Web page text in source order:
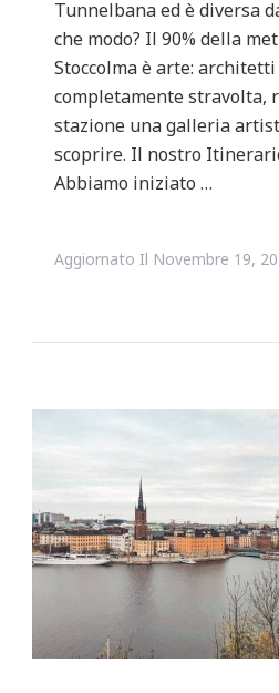
Tunnelbana ed è diversa
che modo? Il 90% della
Stoccolma è arte:
completamente stravolta,
stazione una galleria
scoprire. Il nostro
Abbiamo iniziato …
Aggiornato Il Novembre 19,